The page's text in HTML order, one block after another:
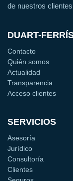
de nuestros
DUART-
Contacto
Quién somos
Actualidad
Transparencia
Acceso clientes
SERVICIOS
Asesoría
Jurídico
Consultoría
Clientes